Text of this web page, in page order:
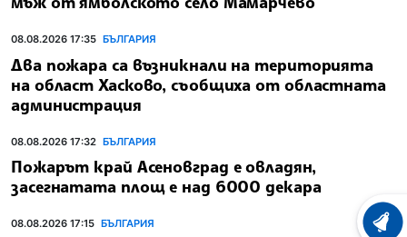
08.08.2026 17:35 БЪЛГАРИЯ
Два пожара са възникнали на територията
на област Хасково, съобщиха от областната
администрация
08.08.2026 17:32 БЪЛГАРИЯ
Пожарът край Асеновград е овладян,
засегнатата площ е над 6000 декара
08.08.2026 17:15 БЪЛГАРИЯ